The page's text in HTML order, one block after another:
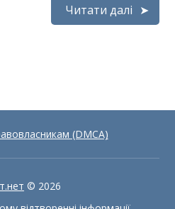
Читати далі
(DMCA)
© 2026